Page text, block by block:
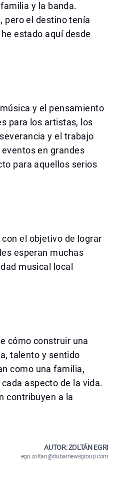
y la banda.
pero el destino tenía
estado aquí desde
y el pensamiento
para los artistas, los
y el trabajo
en grandes
para aquellos serios
el objetivo de lograr
esperan muchas
musical local
cómo construir una
talento y sentido
como una familia,
aspecto de la vida.
contribuyen a la
AUTOR: ZOLTÁN EGRI
egri.zoltan@dubainewsgroup.com